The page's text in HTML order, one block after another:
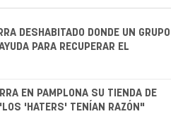
DESHABITADO DONDE UN GRUPO
PARA RECUPERAR EL
EN PAMPLONA SU TIENDA DE
'HATERS' TENÍAN RAZÓN"